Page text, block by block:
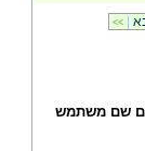
<<
עם שם משתמש